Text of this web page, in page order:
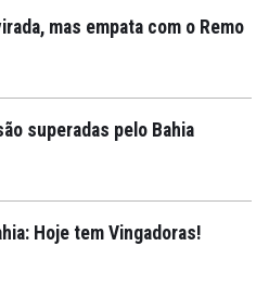
mas empata com o Remo
superadas pelo Bahia
Hoje tem Vingadoras!